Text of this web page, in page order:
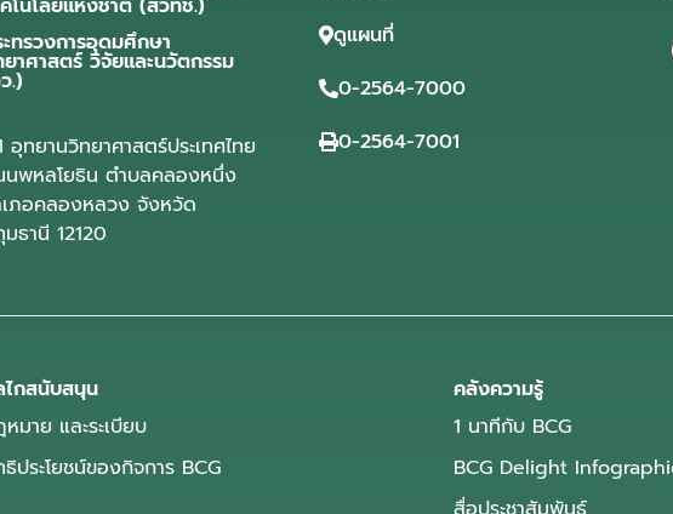
ทรวงการอุดมศึกษา
าศาสตร์ วิจัยและนวัตกรรม
.)
อุทยานวิทยาศาสตร์ประเทศไทย
นพหลโยธิน ตำบลคลองหนึ่ง
ภอคลองหลวง จังหวัด
ธานี 12120
ดูแผนที่
0-2564-7000
0-2564-7001
กสนับสนุน
มาย และระเบียบ
ประโยชน์ของกิจการ BCG
คลังความรู้
1 นาทีกับ BCG
BCG Delight